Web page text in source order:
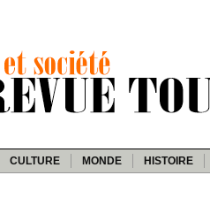
CULTURE MONDE HISTOIRE